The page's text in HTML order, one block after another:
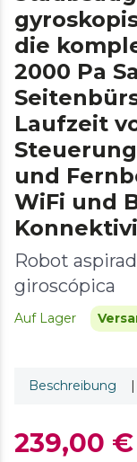
die
2000 Pa
Laufzeit
Steuerung
und
WiFi und
Robot
giroscópica
Auf Lager
Beschreibung |
239,00 €